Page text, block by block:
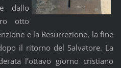
dallo
otto
e la Resurrezione, la fine
il ritorno del Salvatore. La
l’ottavo giorno cristiano